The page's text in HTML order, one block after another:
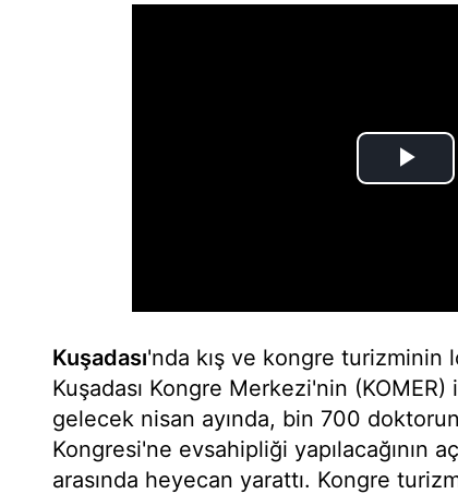
Kuşadası'nda kış ve kongre turizminin
Kuşadası Kongre Merkezi'nin (KOMER)
gelecek nisan ayında, bin 700 doktorun
Kongresi'ne evsahipliği yapılacağının
arasında heyecan yarattı. Kongre